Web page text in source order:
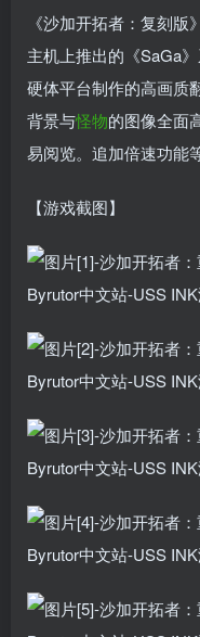
《沙加开拓者：复刻
主机上推出的《SaGa
硬体平台制作的高画质
背景与怪物的图像全面
易阅览。追加倍速功能
【游戏截图】